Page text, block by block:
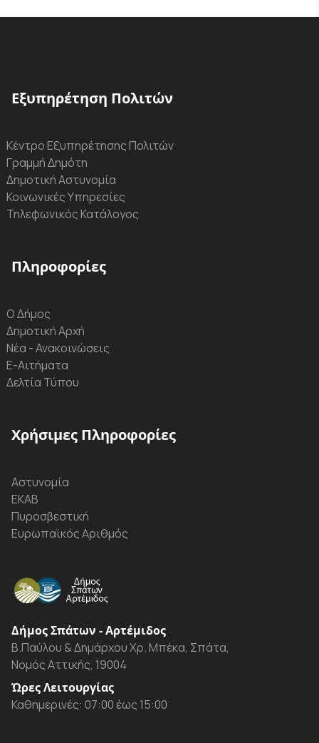
Εξυπηρέτηση Πολιτών
Κέντρο Εξυπηρέτησης Πολιτών
Γραμμή Δημότη
Δημοτική Αστυνομία
Κοινωνικές Υπηρεσίες
Τηλεφωνικός Κατάλογος
Πληροφορίες
Ο Δήμος
Δημοτική Αρχή
Νέα - Ανακοινώσεις
Ε-Αιτήματα
Δελτία Τύπου
Χρήσιμες Πληροφορίες
Αστυνομία
ΕΚΑΒ
Πυροσβεστική
Ευρωπαϊκός Αριθμός
Δήμος Σπάτων - Αρτέμιδος
Β.Παύλου & Δημάρχου Χρ. Μπέκα, Σπάτα,
Νομός Αττικής, 19004
Ώρες Λειτουργίας
Καθημερινές: 07:00 έως 15:00